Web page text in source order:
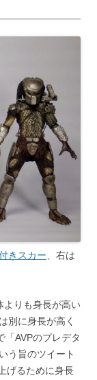
きスカー 、右は
よりも身長が高い
別に身長が高く
「AVPのプレデタ
う旨のツイート
げるために身長